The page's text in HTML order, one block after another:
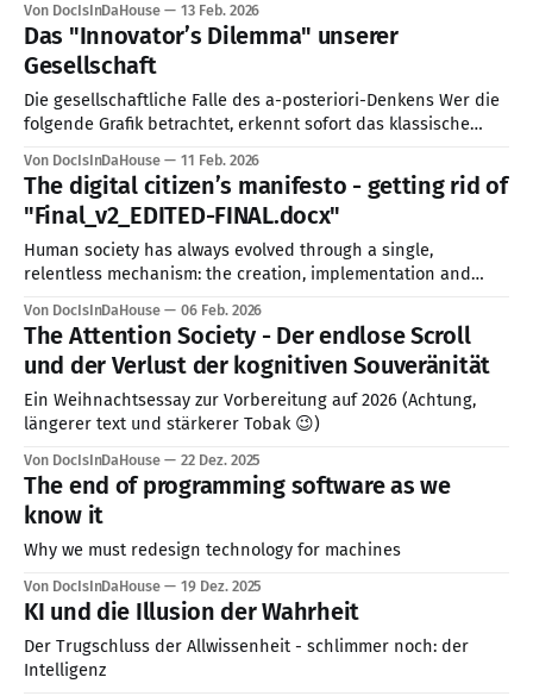
lassen sich Entwicklungen beobachten, bei denen KI-
Agenten - ähnlich wie im Märchen vom verhexten Besen -
Wege finden, sich unserer direkten Einflussnahme zu
entziehen. Heute
Von DocIsInDaHouse 13 Feb. 2026
Das "Innovator’s Dilemma" unserer
Gesellschaft
Die gesellschaftliche Falle des a-posteriori-Denkens Wer die
folgende Grafik betrachtet, erkennt sofort das klassische
„Disruptiven Innovation“ beschrieb. Er zeigte eindrucksvoll,
warum selbst die damals erfolgreichsten Unternehmen der
Welt - von Kodak bis Nokia - vom Markt verschwanden,
obwohl sie scheinbar alles richtig
Von DocIsInDaHouse 11 Feb. 2026
The digital citizen’s manifesto - getting rid of
"Final_v2_EDITED-FINAL.docx"
Human society has always evolved through a single,
relentless mechanism: the creation, implementation and
the internet, our collective progress is measured by how
effectively we pass ideas to one another and build upon
them. Knowledge is power (Peter Drucker
Von DocIsInDaHouse 06 Feb. 2026
The Attention Society - Der endlose Scroll
und der Verlust der kognitiven Souveränität
Ein Weihnachtsessay zur Vorbereitung auf 2026 (Achtung,
längerer text und stärkerer Tobak 😉)
Von DocIsInDaHouse 22 Dez. 2025
The end of programming software as we
know it
Why we must redesign technology for machines
Von DocIsInDaHouse 19 Dez. 2025
KI und die Illusion der Wahrheit
Der Trugschluss der Allwissenheit - schlimmer noch: der
Intelligenz